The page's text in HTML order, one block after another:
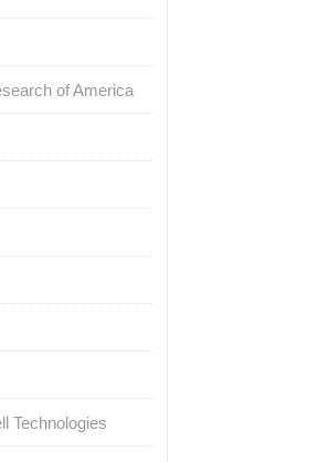
of America
Technologies